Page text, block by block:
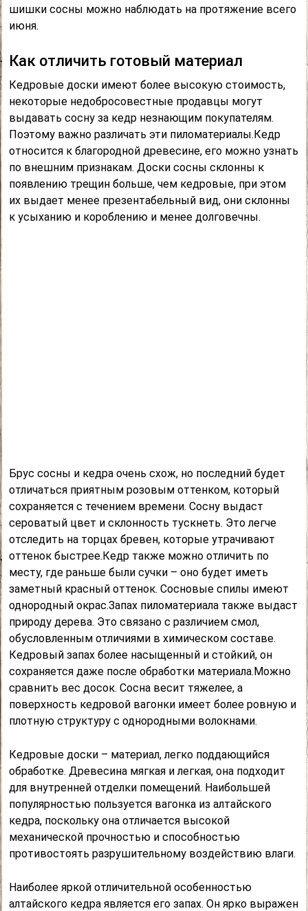
шишки сосны можно наблюдать на протяжение всего
июня.
Как отличить готовый материал
Кедровые доски имеют более высокую стоимость,
некоторые недобросовестные продавцы могут
выдавать сосну за кедр незнающим покупателям.
Поэтому важно различать эти пиломатериалы.Кедр
относится к благородной древесине, его можно узнать
по внешним признакам. Доски сосны склонны к
появлению трещин больше, чем кедровые, при этом
их выдает менее презентабельный вид, они склонны
к усыханию и короблению и менее долговечны.
Брус сосны и кедра очень схож, но последний будет
отличаться приятным розовым оттенком, который
сохраняется с течением времени. Сосну выдаст
сероватый цвет и склонность тускнеть. Это легче
отследить на торцах бревен, которые утрачивают
оттенок быстрее.Кедр также можно отличить по
месту, где раньше были сучки – оно будет иметь
заметный красный оттенок. Сосновые спилы имеют
однородный окрас.Запах пиломатериала также выдаст
природу дерева. Это связано с различием смол,
обусловленным отличиями в химическом составе.
Кедровый запах более насыщенный и стойкий, он
сохраняется даже после обработки материала.Можно
сравнить вес досок. Сосна весит тяжелее, а
поверхность кедровой вагонки имеет более ровную и
плотную структуру с однородными волокнами.
Кедровые доски – материал, легко поддающийся
обработке. Древесина мягкая и легкая, она подходит
для внутренней отделки помещений. Наибольшей
популярностью пользуется вагонка из алтайского
кедра, поскольку она отличается высокой
механической прочностью и способностью
противостоять разрушительному воздействию влаги.
Наиболее яркой отличительной особенностью
алтайского кедра является его запах. Он ярко выражен